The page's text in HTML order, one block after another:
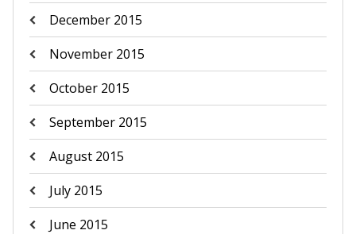
December 2015
November 2015
October 2015
September 2015
August 2015
July 2015
June 2015